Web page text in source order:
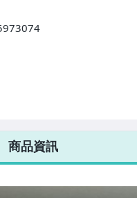
商品資訊